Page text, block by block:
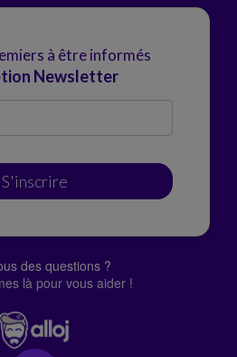
à être informés
Newsletter
S'inscrire
des questions ?
là pour vous aider !